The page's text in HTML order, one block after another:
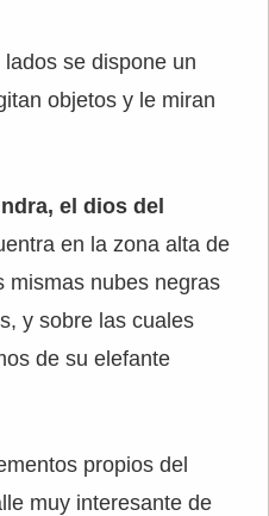
se dispone un
objetos y le miran
el dios del
en la zona alta de
mismas nubes negras
y sobre las cuales
de su elefante
propios del
muy interesante de